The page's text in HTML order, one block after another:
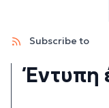
Subscribe to
Έντυπη